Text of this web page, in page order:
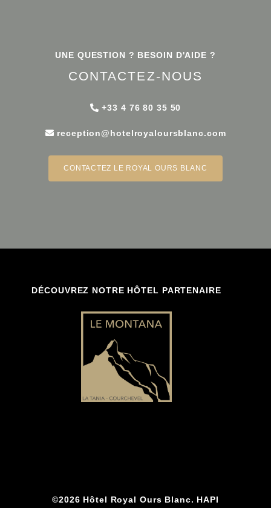
UNE QUESTION ? BESOIN D'AIDE ?
CONTACTEZ-NOUS
+33 4 76 80 35 50
reception@hotelroyaloursblanc.com
CONTACTEZ LE ROYAL OURS BLANC
DÉCOUVREZ NOTRE HÔTEL PARTENAIRE
©2026 Hôtel Royal Ours Blanc. HAPI